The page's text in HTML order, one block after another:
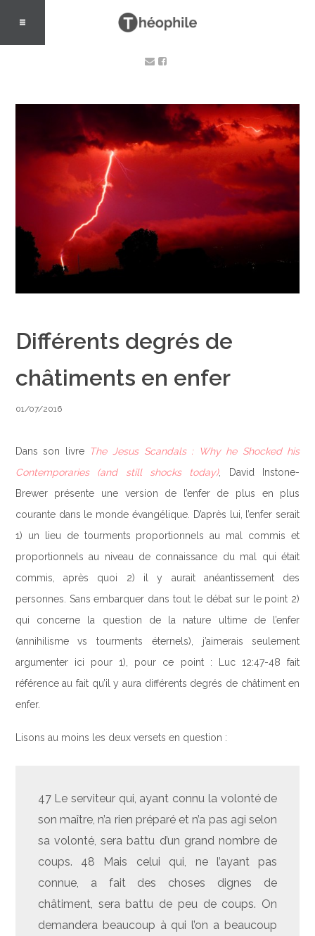
Différents degrés de
châtiments en enfer
01/07/2016
Dans son livre The Jesus Scandals : Why he Shocked his
Contemporaries (and still shocks today), David Instone-
Brewer présente une version de l’enfer de plus en plus
courante dans le monde évangélique. D’après lui, l’enfer serait
1) un lieu de tourments proportionnels au mal commis et
proportionnels au niveau de connaissance du mal qui était
commis, après quoi 2) il y aurait anéantissement des
personnes. Sans embarquer dans tout le débat sur le point 2)
qui concerne la question de la nature ultime de l’enfer
(annihilisme vs tourments éternels), j’aimerais seulement
argumenter ici pour 1), pour ce point : Luc 12:47-48 fait
référence au fait qu’il y aura différents degrés de châtiment en
enfer.
Lisons au moins les deux versets en question :
47 Le serviteur qui, ayant connu la volonté de
son maître, n’a rien préparé et n’a pas agi selon
sa volonté, sera battu d’un grand nombre de
coups. 48 Mais celui qui, ne l’ayant pas
connue, a fait des choses dignes de
châtiment, sera battu de peu de coups. On
demandera beaucoup à qui l’on a beaucoup